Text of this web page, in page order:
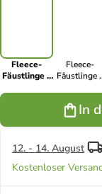
Fleece-
Fäustlinge "
Fleece-
Fäustlinge "
melange
In
12. - 14. August
Kostenloser